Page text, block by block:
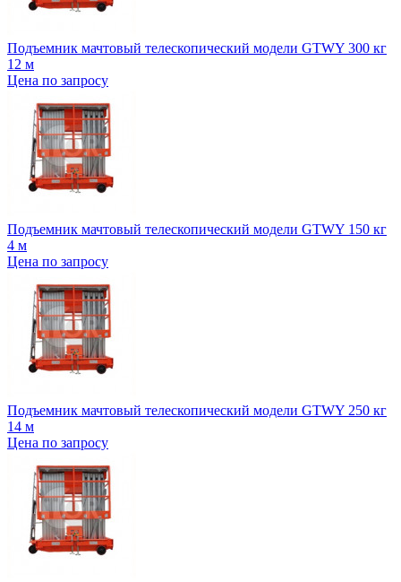
Подъемник мачтовый телескопический модели GTWY 300 кг
12 м
Цена по запросу
Подъемник мачтовый телескопический модели GTWY 150 кг
4 м
Цена по запросу
Подъемник мачтовый телескопический модели GTWY 250 кг
14 м
Цена по запросу